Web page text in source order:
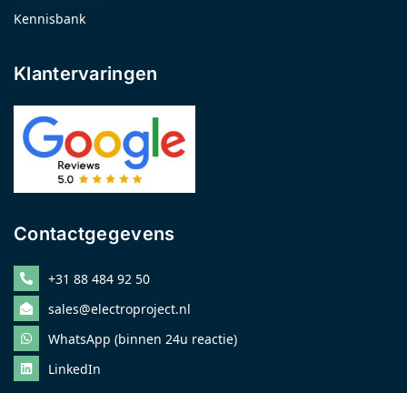
Kennisbank
Klantervaringen
Contactgegevens
+31 88 484 92 50
sales@electroproject.nl
WhatsApp (binnen 24u reactie)
LinkedIn